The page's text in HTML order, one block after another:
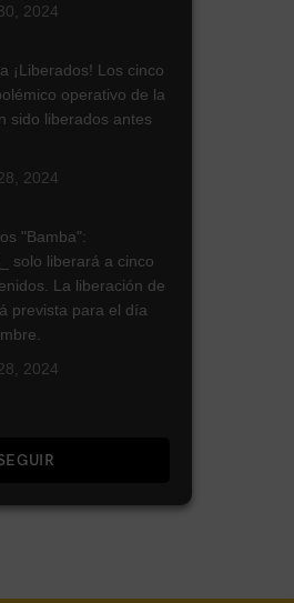
2024
¡Liberados! Los cinco
operativo de la
sido liberados antes
2024
"Bamba":
solo liberará a cinco
La liberación de
prevista para el día
2024